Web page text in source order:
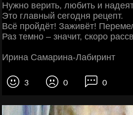
Нужно верить, любить и
Это главный сегодня рецепт.
Всё пройдёт! Заживёт!
Раз темно – значит, скоро
Ирина Самарина-Лабиринт
3 0 0